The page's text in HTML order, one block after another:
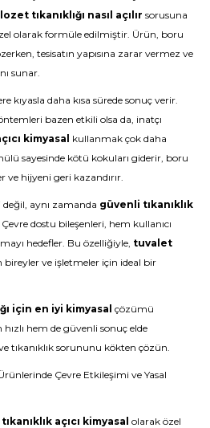
tıkanıklığı nasıl açılır sorusuna
olarak formüle edilmiştir. Ürün, boru
tesisatın yapısına zarar vermez ve
sunar.
kıyasla daha kısa sürede sonuç verir.
bazen etkili olsa da, inatçı
kimyasal kullanmak çok daha
sayesinde kötü kokuları giderir, boru
ve hijyeni geri kazandırır.
değil, aynı zamanda güvenli tıkanıklık
dostu bileşenleri, hem kullanıcı
hedefler. Bu özelliğiyle, tuvalet
bireyler ve işletmeler için ideal bir
için en iyi kimyasal çözümü
hızlı hem de güvenli sonuç elde
tıkanıklık sorununu kökten çözün.
Ürünlerinde Çevre Etkileşimi ve Yasal
tıkanıklık açıcı kimyasal olarak özel